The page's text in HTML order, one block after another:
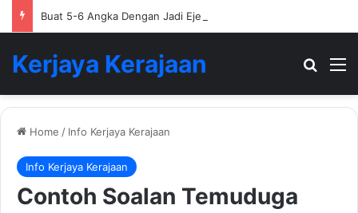
Buat 5-6 Angka Dengan Jadi Ejen Hartanah
Kerjaya Kerajaan
Home / Info Kerjaya Kerajaan
Info Kerjaya Kerajaan
Contoh Soalan Temuduga